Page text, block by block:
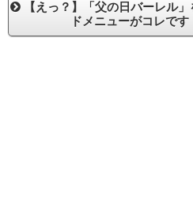
【えっ？】「父の日バーレル
ドメニューがコレで